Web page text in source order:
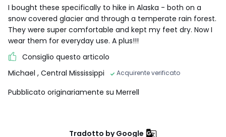
I bought these specifically to hike in Alaska - both on a
snow covered glacier and through a temperate rain forest.
They were super comfortable and kept my feet dry. Now I
wear them for everyday use. A plus!!!
Consiglio questo articolo
Michael , Central Mississippi Acquirente verificato
Pubblicato originariamente su Merrell
Tradotto by Google